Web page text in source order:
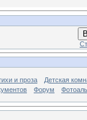
и проза
Детская
Форум